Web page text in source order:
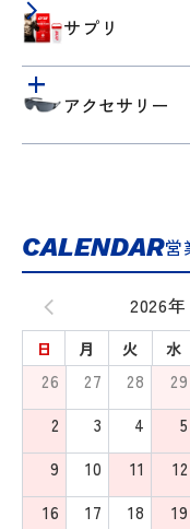
サプリ
アクセサリー
CALENDAR営
2026年
日 月 火 水
26
27 28 29
2
3 4 5
9
10 11 12
16
17 18 19